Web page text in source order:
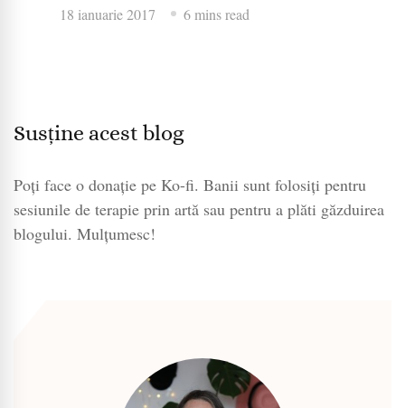
18 ianuarie 2017 6 mins read
Susține acest blog
Poți face o donație pe Ko-fi. Banii sunt folosiți pentru
sesiunile de terapie prin artă sau pentru a plăti găzduirea
blogului. Mulțumesc!